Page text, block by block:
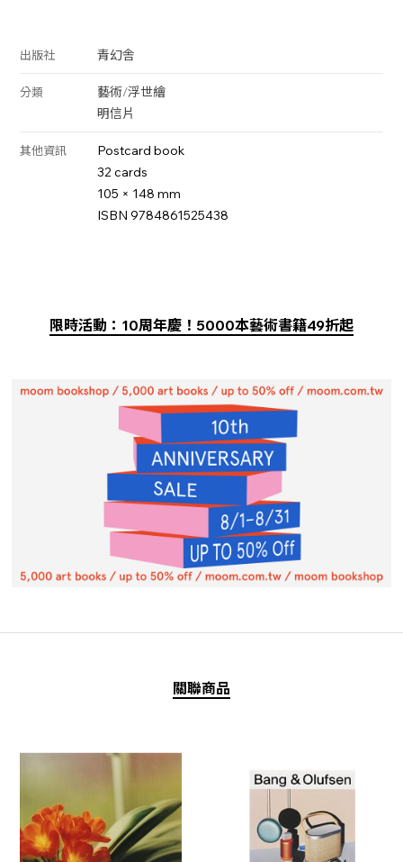
出版社 青幻舎
分類 藝術/浮世繪
明信片
其他資訊
Postcard book
32 cards
105 × 148 mm
ISBN 9784861525438
限時活動：10周年慶！5000本藝術書籍49折起
關聯商品